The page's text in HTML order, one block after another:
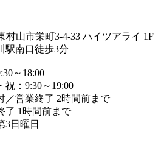
村山市栄町3-4-33 ハイツアライ 1F
南口徒歩3分
～18:00
～19:00
／営業終了 2時間前まで
了 1時間前まで
3日曜日